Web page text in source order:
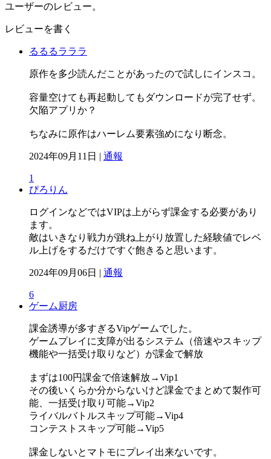
ユーザーのレビュー。
レビューを書く
るるるラララ
原作を多少読んだことがあったので試しにインスコ。
容量空けても再起動してもダウンロードが完了せず。
欠陥アプリか？
ちなみに原作はハーレム要素強めになり断念。
2024年09月11日 | 通報
1
ぴろりん
ログインなどではVIPは上がらず課金する必要があり
ます。
敵はいきなり戦力が跳ね上がり放置した経験値でレベ
ル上げをするだけですぐ飽きると思います。
2024年09月06日 | 通報
6
ゲーム厨房
課金誘導が多すぎるVipゲームでした。
ゲームプレイに支障が出るシステム（倍速やスキップ
機能や一括受け取りなど）が課金で解放
まずは100円課金で倍速解放→Vip1
その後いくらか分からないけど課金でまとめて製作可
能、一括受け取り可能→Vip2
ライバルバトルスキップ可能→Vip4
コンテストスキップ可能→Vip5
課金しないとマトモにプレイ出来ないです。